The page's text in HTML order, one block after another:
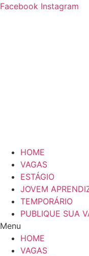
Ir
Facebook Instagram
HOME
VAGAS
ESTÁGIO
JOVEM
TEMPORÁRIO
PUBLIQUE SUA
Menu
HOME
VAGAS